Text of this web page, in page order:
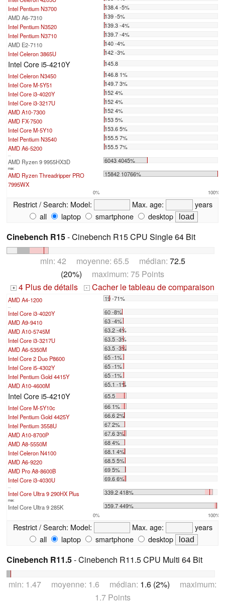
Intel Pentium N3700
138.4 -5%
AMD A6-7310
139 -5%
Intel Pentium N3520
139.3 -4%
Intel Pentium N3710
139.7 -4%
AMD E2-7110
140 -4%
Intel Celeron 3865U
142 -3%
Intel Core i5-4210Y
145.8
Intel Celeron N3450
146.8 1%
Intel Core M-5Y51
149.7 3%
Intel Core i3-4020Y
152 4%
Intel Core i3-3217U
152 4%
AMD A10-7300
152 4%
AMD FX-7500
153 5%
Intel Core M-5Y10
153.6 5%
Intel Pentium N3540
155.5 7%
AMD A6-5200
155.5 7%
AMD Ryzen 9 9955HX3D 6043 4045%
max:
AMD Ryzen Threadripper PRO
7995WX
15842 10766%
0% 100%
Restrict / Search: Model: Max. age:
years
all
laptop smartphone desktop
Cinebench R15- Cinebench R15 CPU Single 64 Bit
min: 42 moyenne: 65.5 médian: 72.5
(20%) maximum: 75 Points
+ 4 Plus de détails - Cacher le tableau de comparaison
AMD A4-1200 19 -71%
...
Intel Core i3-4020Y
60 -8%
AMD A9-9410
63 -4%
AMD A10-5745M
63.2 -4%
Intel Core i3-3217U
63.5 -3%
AMD A6-5350M
63.5 -3%
Intel Core 2 Duo P8600
65 -1%
Intel Core i5-4302Y
65 -1%
Intel Pentium Gold 4415Y
65 -1%
AMD A10-4600M
65.1 -1%
Intel Core i5-4210Y
65.5
Intel Core M-5Y10c
66 1%
Intel Pentium Gold 4425Y
66.6 2%
Intel Pentium 3558U
67 2%
AMD A10-8700P
67.6 3%
AMD A8-5550M
68 4%
Intel Celeron N4100
68.1 4%
AMD A6-9220
68.5 5%
AMD Pro A8-8600B
69 5%
Intel Core i3-4030U
69.6 6%
...
Intel Core Ultra 9 290HX Plus 339.2 418%
max:
Intel Core Ultra 9 285K 359.7 449%
0% 100%
Restrict / Search: Model: Max. age:
years
all
laptop smartphone desktop
Cinebench R11.5- Cinebench R11.5 CPU Multi 64 Bit
min: 1.47 moyenne: 1.6 médian: 1.6 (2%) maximum:
1.7 Points